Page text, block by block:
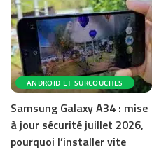
ANDROID ET SURCOUCHES
Samsung Galaxy A34 : mise
à jour sécurité juillet 2026,
pourquoi l’installer vite